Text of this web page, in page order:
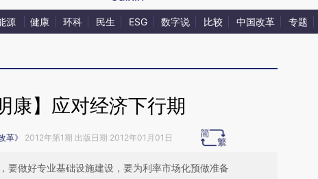
源 健康 环科 民生 ESG 数字说 比较 中国改革 专题
康】应对经济下行期
革》 2012年第1期 出版日期 2012年01月01日
要做好专业基础设施建设，要为利率市场化预做准备